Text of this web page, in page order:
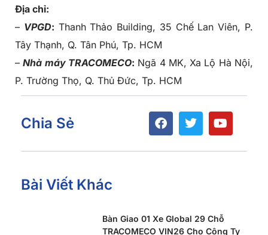
Địa chỉ:
– VPGD: Thanh Thảo Building, 35 Chế Lan Viên, P.
Tây Thạnh, Q. Tân Phú, Tp. HCM
– Nhà máy TRACOMECO: Ngã 4 MK, Xa Lộ Hà Nội,
P. Trường Thọ, Q. Thủ Đức, Tp. HCM
Chia Sẻ
Bài Viết Khác
Bàn Giao 01 Xe Global 29 Chỗ
TRACOMECO VIN26 Cho Công Ty